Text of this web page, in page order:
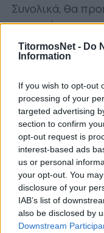
TitormosNet - Do
Information
If you wish to opt-out
processing of your
targeted advertising
section to confirm
opt-out request is
interest-based ads
us or personal
your opt-out. You
disclosure of your
IAB’s list of
also be disclosed by
Downstream
Συνολικά, θα
συναντήσουν
ο Ολυμπιακός, ο
μπουν από την
Η ενημέρωση
«Την Πέμπτη 30
διενεργηθεί
για τους αγώνες
Ελλάδας, οι
διεξαχθούν
η διαδικασία
Αναλυτικά τα